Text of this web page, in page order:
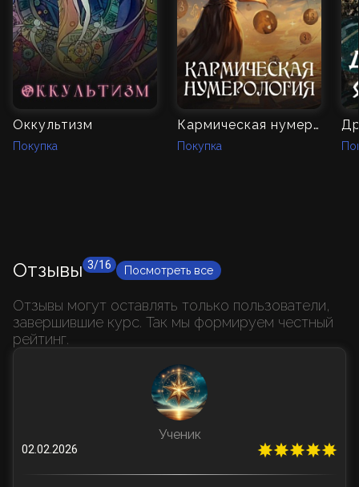
Оккультизм
Покупка
Кармическая нумерология
Покупка
Отзывы 3/16 Посмотреть все
Ученик
02.02.2026
Отзывы могут оставлять только пользователи,
завершившие курс. Так мы формируем честный
рейтинг.